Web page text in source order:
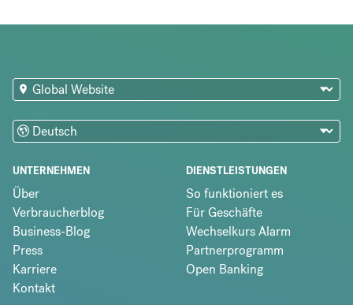
UNTERNEHMEN
Über
Verbraucherblog
Business-Blog
Press
Karriere
Kontakt
DIENSTLEISTUNGEN
So funktioniert es
Für Geschäfte
Wechselkurs Alarm
Partnerprogramm
Open Banking